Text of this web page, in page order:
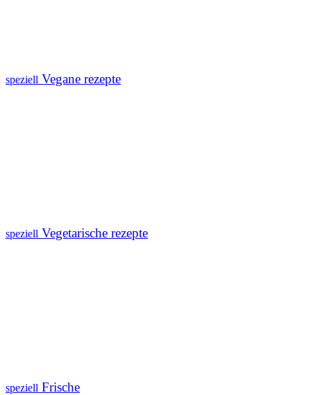
speziell Vegane rezepte
speziell Vegetarische rezepte
speziell Frische